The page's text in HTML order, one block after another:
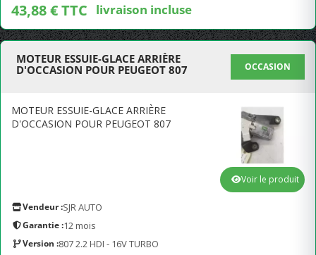
43,88 € TTC livraison incluse
MOTEUR ESSUIE-GLACE ARRIÈRE
D'OCCASION POUR PEUGEOT 807
OCCASION
MOTEUR ESSUIE-GLACE ARRIÈRE
D'OCCASION POUR PEUGEOT 807
Vendeur :SJR AUTO
Garantie :12 mois
Version :807 2.2 HDI - 16V TURBO
Voir le produit